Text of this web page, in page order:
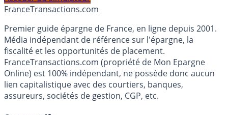
Accéder au simulateur
FranceTransactions.com
Premier guide épargne de France, en ligne depuis 2001.
Média indépendant de référence sur l'épargne, la
fiscalité et les opportunités de placement.
FranceTransactions.com (propriété de Mon Epargne
Online) est 100% indépendant, ne possède donc aucun
lien capitalistique avec des courtiers, banques,